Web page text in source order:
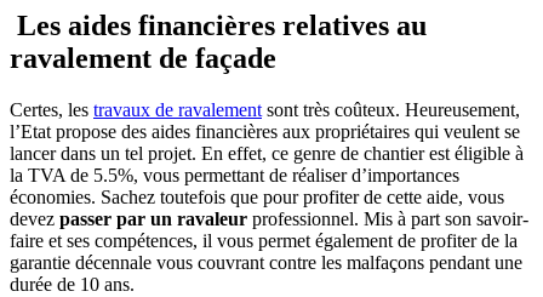
Les aides financières relatives au
ravalement de façade
Certes, les travaux de ravalement sont très coûteux. Heureusement,
l’Etat propose des aides financières aux propriétaires qui veulent se
lancer dans un tel projet. En effet, ce genre de chantier est éligible à
la TVA de 5.5%, vous permettant de réaliser d’importances
économies. Sachez toutefois que pour profiter de cette aide, vous
devez passer par un ravaleur professionnel. Mis à part son savoir-
faire et ses compétences, il vous permet également de profiter de la
garantie décennale vous couvrant contre les malfaçons pendant une
durée de 10 ans.